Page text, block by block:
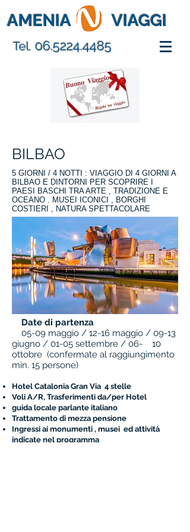
AMENIA VIAGGI
Tel. 06.5224.4485
BILBAO
5 GIORNI / 4 NOTTI : VIAGGIO DI 4 GIORNI A
BILBAO E DINTORNI PER SCOPRIRE I
PAESI BASCHI TRA ARTE , TRADIZIONE E
OCEANO . MUSEI ICONICI , BORGHI
COSTIERI , NATURA SPETTACOLARE
Date di partenza
05-09 maggio / 12-16 maggio / 09-13
giugno / 01-05 settembre / 06- 10
ottobre (confermate al raggiungimento
min. 15 persone)
Hotel Catalonia Gran Via 4 stelle
Voli A/R, Trasferimenti da/per Hotel
guida locale parlante italiano
Trattamento di mezza pensione
Ingressi ai monumenti , musei ed attività
indicate nel programma